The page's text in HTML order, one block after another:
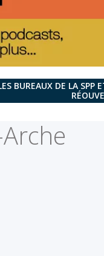
BUREAUX DE LA SPP